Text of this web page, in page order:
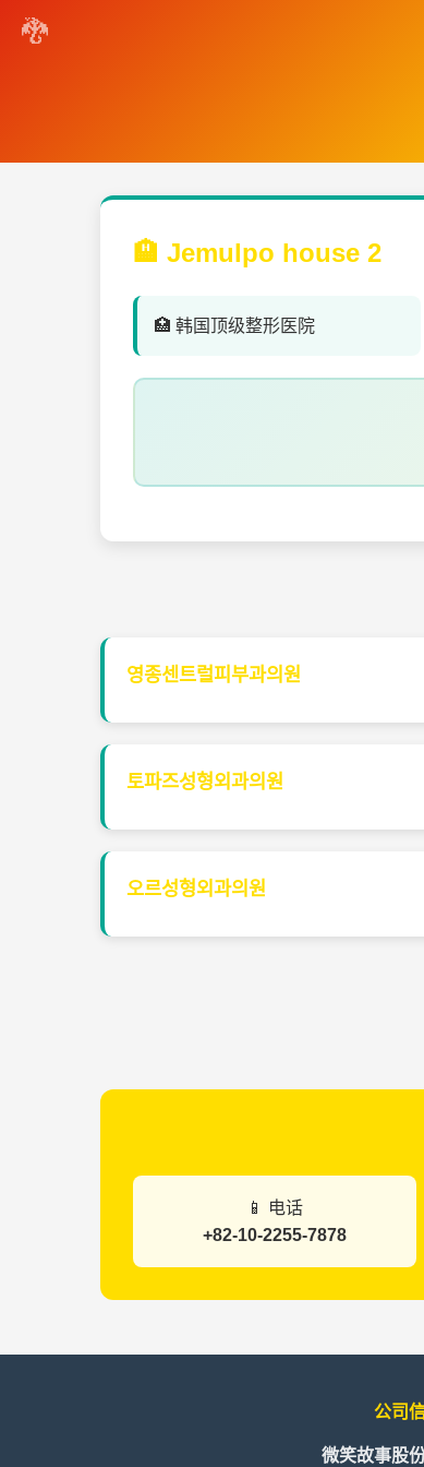
🏨 Jemulpo house 2
🏥 韩国顶级整形医院
영종센트럴피부과의원
토파즈성형외과의원
오르성형외과의원
📱 电话
+82-10-2255-7878
公司
微笑故事股